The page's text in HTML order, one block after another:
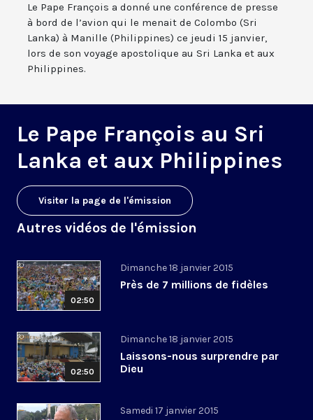
Le Pape François a donné une conférence de presse
à bord de l’avion qui le menait de Colombo (Sri
Lanka) à Manille (Philippines) ce jeudi 15 janvier,
lors de son voyage apostolique au Sri Lanka et aux
Philippines.
Le Pape François au Sri
Lanka et aux Philippines
Visiter la page de l'émission
Autres vidéos de l'émission
02:50
Dimanche 18 janvier 2015
Près de 7 millions de fidèles
02:50
Dimanche 18 janvier 2015
Laissons-nous surprendre par
Dieu
Samedi 17 janvier 2015